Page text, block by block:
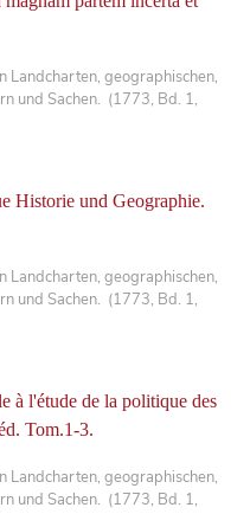
Landcharten, geographischen,
und Sachen. (1773, Bd. 1,
Historie und Geographie.
Landcharten, geographischen,
und Sachen. (1773, Bd. 1,
à l'étude de la politique des
Tom.1-3.
Landcharten, geographischen,
und Sachen. (1773, Bd. 1,